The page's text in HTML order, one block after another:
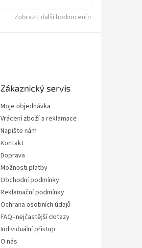
Zobrazit další hodnocení
Zákaznický servis
Moje objednávka
Vrácení zboží a reklamace
Napište nám
Kontakt
Doprava
Možnosti platby
Obchodní podmínky
Reklamační podmínky
Ochrana osobních údajů
FAQ–nejčastější dotazy
Individuální přístup
O nás